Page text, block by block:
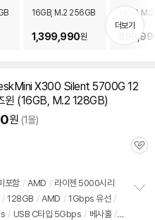
치
기
16GB, M.2 256GB
1,399,990원
16GB,
더보기
X300 Silent 5700G 12
윈 (16GB, M.2 128GB)
원 (1몰)
관
포함 / AMD / 라이젠 5000시리
/ 128GB / AMD / 1Gbps 유선 /
/ USB C타입 5Gbps / 베사홀 /